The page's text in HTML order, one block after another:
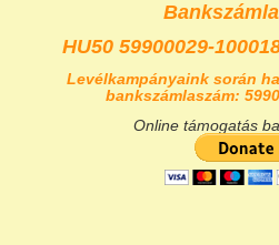
HU50 59900029-
Levélkampányaink során
bankszámlaszám:
Online támogatás